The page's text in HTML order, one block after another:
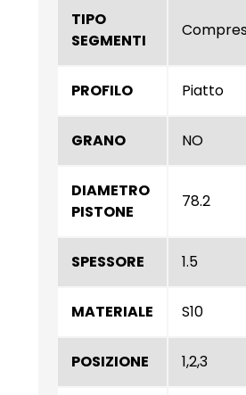
TIPO
SEGMENTI
PROFILO Piatto
GRANO NO
DIAMETRO
PISTONE
78.2
SPESSORE 1.5
MATERIALE S10
POSIZIONE 1,2,3